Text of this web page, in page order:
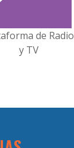
de Radio
y TV